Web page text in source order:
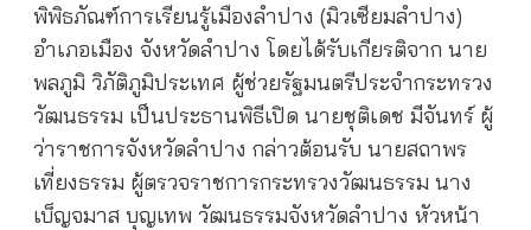
พิพิธภัณฑ์การเรียนรู้เมืองลำปาง (มิวเซียมลำปาง)
อำเภอเมือง จังหวัดลำปาง โดยได้รับเกียรติจาก นาย
พลภูมิ วิภัติภูมิประเทศ ผู้ช่วยรัฐมนตรีประจำกระทรวง
วัฒนธรรม เป็นประธานพิธีเปิด นายชุติเดช มีจันทร์ ผู้
ว่าราชการจังหวัดลำปาง กล่าวต้อนรับ นายสถาพร
เที่ยงธรรม ผู้ตรวจราชการกระทรวงวัฒนธรรม นาง
เบ็ญจมาส บุญเทพ วัฒนธรรมจังหวัดลำปาง หัวหน้า